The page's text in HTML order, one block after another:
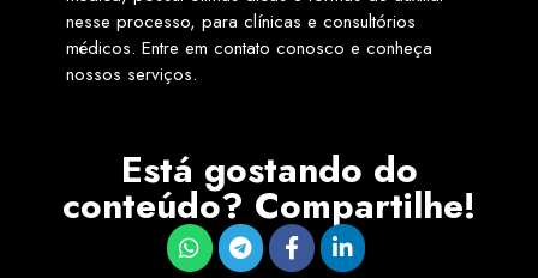
nesse processo, para clínicas e consultórios
médicos. Entre em contato conosco e conheça
nossos serviços.
Está gostando do
conteúdo? Compartilhe!